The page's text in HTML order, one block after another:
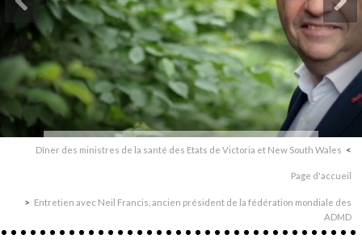
Dîner des ministres de la santé des Etats de Victoria et New South Wales
Page d'accueil
Entretien avec Neil Francis, ancien président de la fédération mondiale des
ADMD